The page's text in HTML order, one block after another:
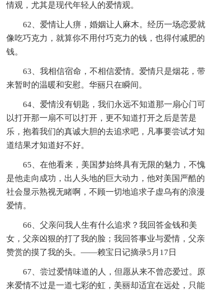
情观，尤其是现代年轻人的爱情观。
62、爱情让人痹，婚姻让人麻木。经历一场恋爱就
像吃巧克力，就算你不用付巧克力的钱，也得付减肥的
钱。
63、我相信宿命，不相信爱情。爱情只是烟花，带
来暂时的温暖和安慰。华丽只在瞬间。
64、爱情没有钥匙，我们永远不知道那一扇心门可
以打开那一扇不可以打开，更不知道打开之后是苦是
乐，抱着我们的真诚大胆的去追求吧，凡事要尝试才知
道结果才知道好不好。
65、在他看来，美国梦始终具有无限的魅力，不愧
是他走向成功，出人头地的巨大动力，他对美国严酷的
社会显示熟视无睹啊，不顾一切地追求子虚乌有的浪漫
爱情。
66、父亲问我人生有什么追求？我回答金钱和美
女，父亲凶狠的打了我的脸；我回答事业与爱情，父亲
赞赏的摸了我的头。――赖宝日记摘录5月17日
67、尝过爱情味道的人，但愿从来不曾恋爱过。原
来爱情不过是一道七彩的虹，美丽却适宜在远处，只能